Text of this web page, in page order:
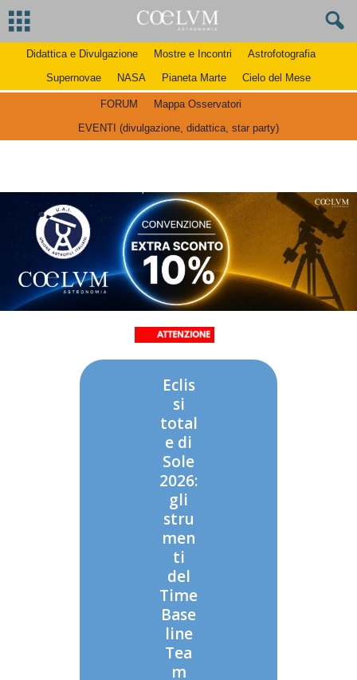
Didattica e Divulgazione Mostre e Incontri
Astrofotografia
Supernovae
NASA Pianeta Marte Cielo del Mese
FORUM
Mappa Osservatori
EVENTI (divulgazione, didattica, star party)
Eclis
si
total
e di
Sole
2026:
gli
stru
men
ti
del
Time
Base
line
Tea
m